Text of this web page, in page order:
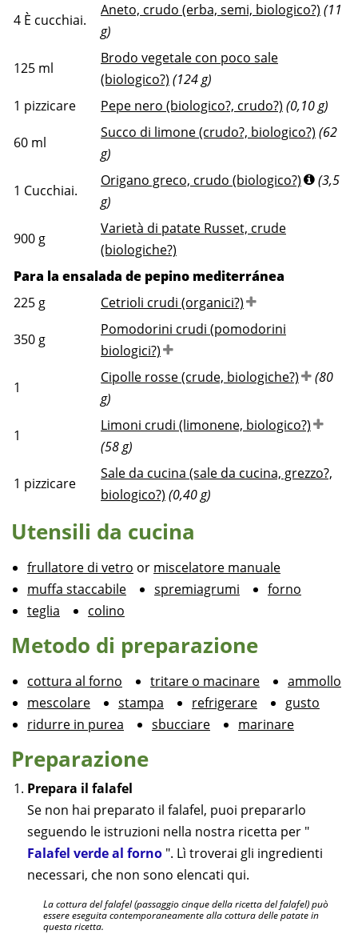
4 È cucchiai.
Aneto, crudo (erba, semi, biologico?) (11
g)
125 ml
Brodo vegetale con poco sale
(biologico?) (124 g)
1 pizzicare Pepe nero (biologico?, crudo?) (0,10 g)
60 ml
Succo di limone (crudo?, biologico?) (62
g)
1 Cucchiai.
Origano greco, crudo (biologico?)
(3,5
g)
900 g
Varietà di patate Russet, crude
(biologiche?)
Para la ensalada de pepino mediterránea
225 g Cetrioli crudi (organici?)
350 g
Pomodorini crudi (pomodorini
biologici?)
1
Cipolle rosse (crude, biologiche?)
(80
g)
1
Limoni crudi (limonene, biologico?)
(58 g)
1 pizzicare
Sale da cucina (sale da cucina, grezzo?,
biologico?) (0,40 g)
Utensili da cucina
frullatore di vetro or miscelatore manuale
muffa staccabile
spremiagrumi
forno
teglia
colino
Metodo di preparazione
cottura al forno tritare o macinare
ammollo
mescolare
stampa refrigerare
gusto
ridurre in purea
sbucciare marinare
Preparazione
Prepara il falafel
Se non hai preparato il falafel, puoi prepararlo
seguendo le istruzioni nella nostra ricetta per "
Falafel verde al forno ". Lì troverai gli ingredienti
necessari, che non sono elencati qui.
La cottura del falafel (passaggio cinque della ricetta del falafel) può
essere eseguita contemporaneamente alla cottura delle patate in
questa ricetta.